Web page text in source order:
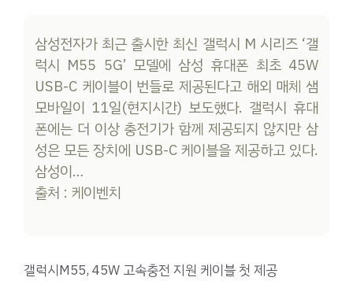
삼성전자가 최근 출시한 최신 갤럭시 M 시리즈 ‘갤
럭시 M55 5G’ 모델에 삼성 휴대폰 최초 45W
USB-C 케이블이 번들로 제공된다고 해외 매체 샘
모바일이 11일(현지시간) 보도했다. 갤럭시 휴대
폰에는 더 이상 충전기가 함께 제공되지 않지만 삼
성은 모든 장치에 USB-C 케이블을 제공하고 있다.
삼성이…
출처 : 케이벤치
갤럭시M55, 45W 고속충전 지원 케이블 첫 제공